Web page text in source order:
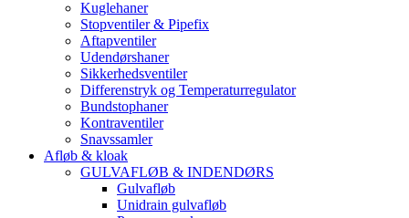
Kuglehaner
Stopventiler & Pipefix
Aftapventiler
Udendørshaner
Sikkerhedsventiler
Differenstryk og Temperaturregulator
Bundstophaner
Kontraventiler
Snavssamler
Afløb & kloak
GULVAFLØB & INDENDØRS
Gulvafløb
Unidrain gulvafløb